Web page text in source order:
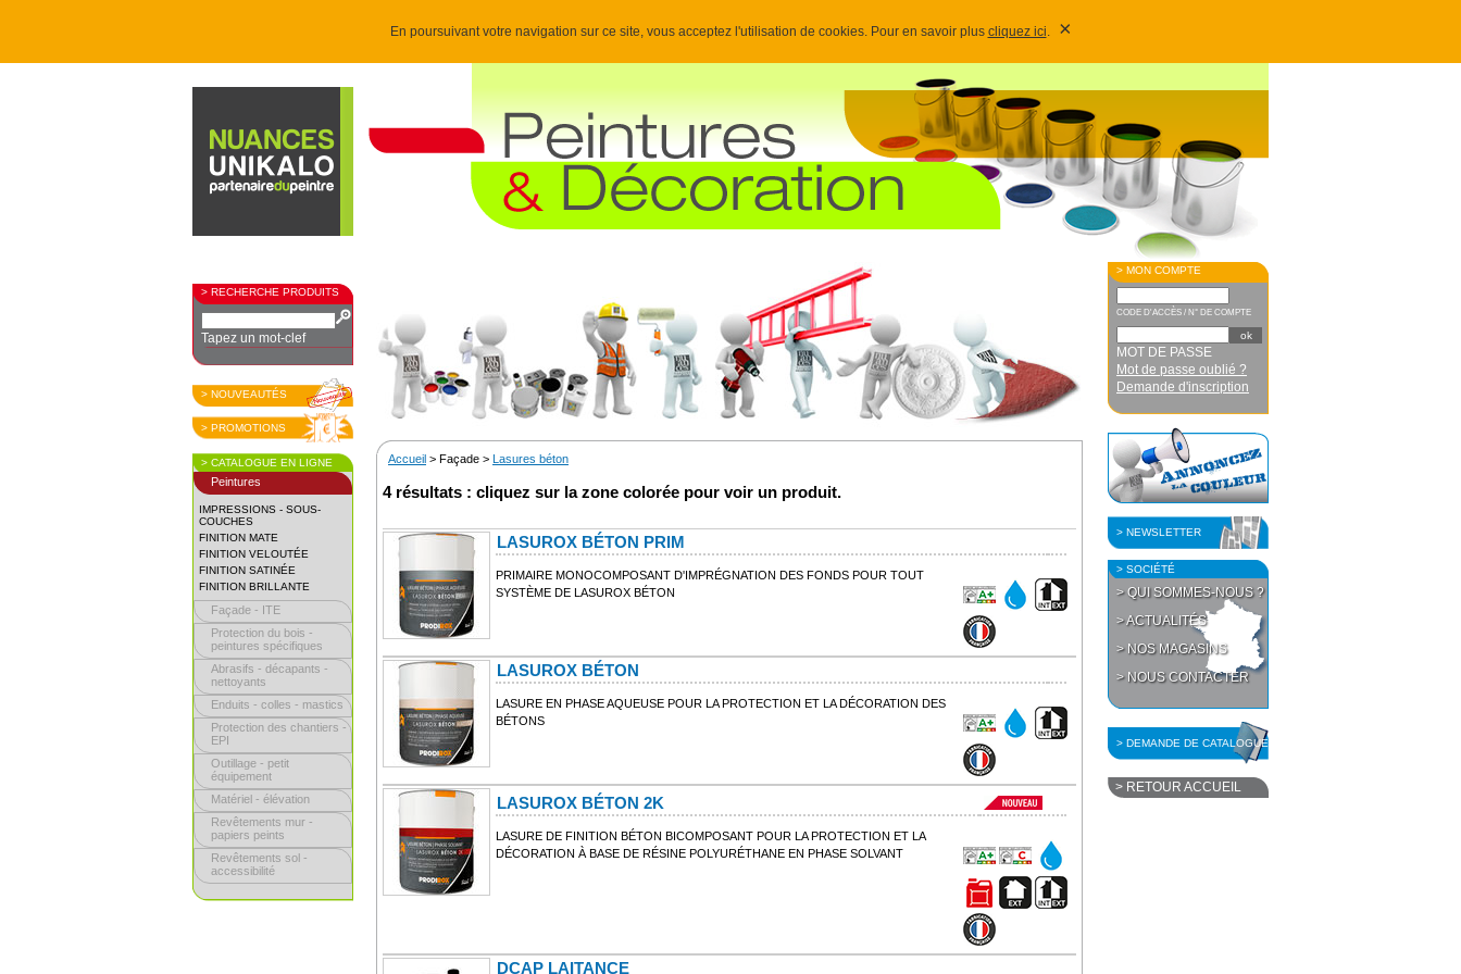
En poursuivant votre navigation sur ce site, vous acceptez l'utilisation de cookies. Pour en savoir plus cliquez ici. ×
> RECHERCHE PRODUITS
Tapez un mot-clef
> NOUVEAUTÉS
> PROMOTIONS
> CATALOGUE EN LIGNE
Peintures
IMPRESSIONS - SOUS-
COUCHES
FINITION MATE
FINITION VELOUTÉE
FINITION SATINÉE
FINITION BRILLANTE
Façade - ITE
Protection du bois -
peintures spécifiques
Abrasifs - décapants -
nettoyants
Enduits - colles - mastics
Protection des chantiers -
EPI
Outillage - petit
équipement
Matériel - élévation
Revêtements mur -
papiers peints
Revêtements sol -
accessibilité
Accueil > Façade > Lasures béton
4 résultats : cliquez sur la zone colorée pour voir un produit.
LASUROX BÉTON PRIM
PRIMAIRE MONOCOMPOSANT D'IMPRÉGNATION DES FONDS POUR TOUT
SYSTÈME DE LASUROX BÉTON
LASUROX BÉTON
LASURE EN PHASE AQUEUSE POUR LA PROTECTION ET LA DÉCORATION DES
BÉTONS
LASUROX BÉTON 2K
LASURE DE FINITION BÉTON BICOMPOSANT POUR LA PROTECTION ET LA
DÉCORATION À BASE DE RÉSINE POLYURÉTHANE EN PHASE SOLVANT
DCAP LAITANCE
> MON COMPTE
CODE D'ACCÈS / N° DE COMPTE
MOT DE PASSE
Mot de passe oublié ?
Demande d'inscription
> NEWSLETTER
> SOCIÉTÉ
> QUI SOMMES-NOUS ?
> ACTUALITÉS
> NOS MAGASINS
> NOUS CONTACTER
> DEMANDE DE CATALOGUE
> RETOUR ACCUEIL